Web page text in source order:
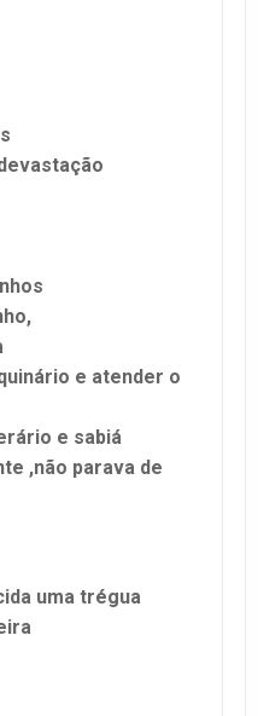
e atender o
e sabiá
,não parava de
uma trégua